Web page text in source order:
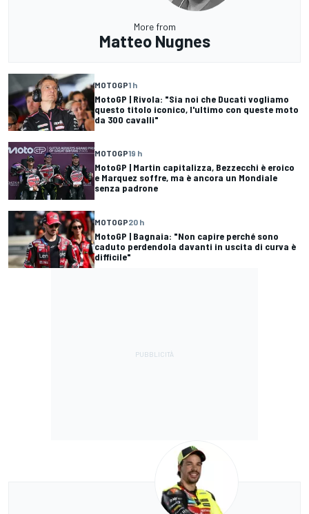
More from
Matteo Nugnes
MOTOGP1 h
MotoGP | Rivola: "Sia noi che Ducati vogliamo
questo titolo iconico, l'ultimo con queste moto
da 300 cavalli"
MOTOGP19 h
MotoGP | Martin capitalizza, Bezzecchi è eroico
e Marquez soffre, ma è ancora un Mondiale
senza padrone
MOTOGP20 h
MotoGP | Bagnaia: "Non capire perché sono
caduto perdendola davanti in uscita di curva è
difficile"